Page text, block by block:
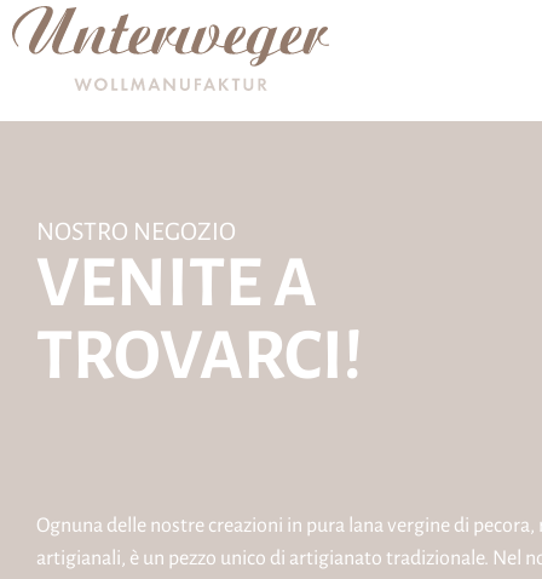
NOSTRO NEGOZIO
VENITE A
TROVARCI!
Ognuna delle nostre creazioni in pura lana vergine di
artigianali, è un pezzo unico di artigianato tradizionale. Nel